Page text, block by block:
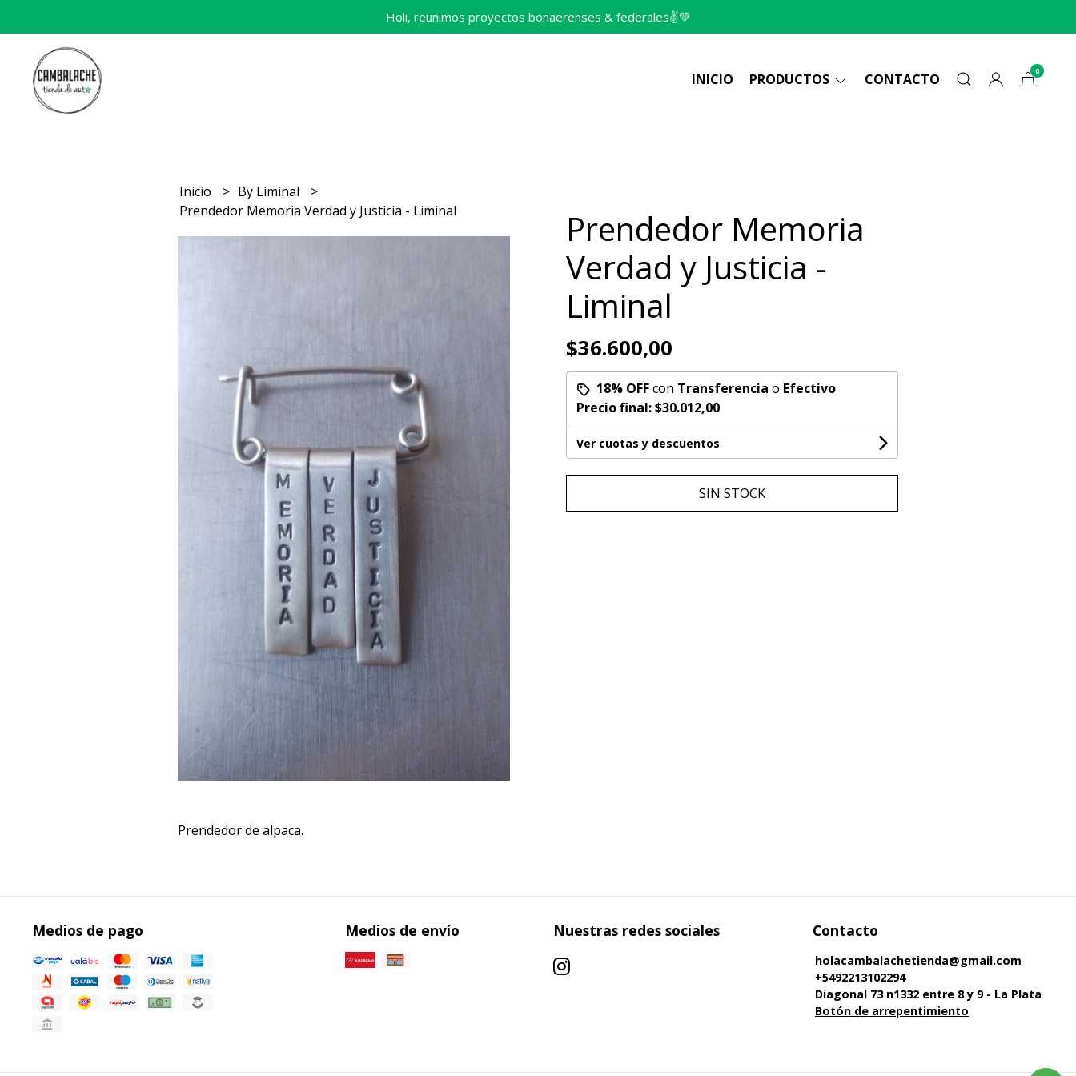
Holi, reunimos proyectos bonaerenses & federales✌️💚
INICIO PRODUCTOS CONTACTO 0
Inicio
By Liminal
Prendedor Memoria Verdad y Justicia - Liminal
Prendedor de alpaca.
Prendedor Memoria
Verdad y Justicia -
Liminal
$36.600,00
18% OFFcon Transferencia o Efectivo
Precio final:$30.012,00
Ver cuotas y descuentos
SIN STOCK
Medios de pago Medios de envío Nuestras redes sociales Contacto
holacambalachetienda@gmail.com
+5492213102294
Diagonal 73 n1332 entre 8 y 9 - La Plata
Botón de arrepentimiento